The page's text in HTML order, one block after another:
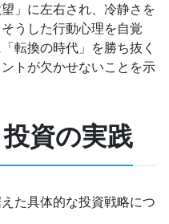
」に左右され、冷静さを
うした行動心理を自覚
転換の時代」を勝ち抜く
トが欠かせないことを示
資の実践
た具体的な投資戦略につ